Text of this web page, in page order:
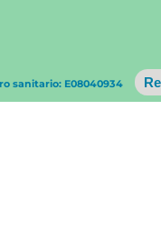
sanitario: E08040934